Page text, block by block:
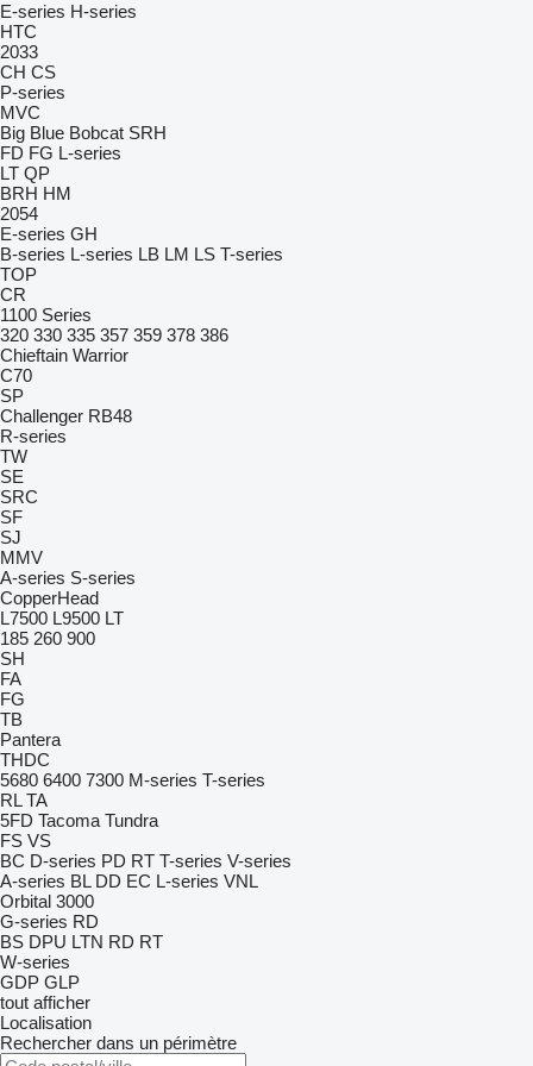
E-series H-series
HTC
2033
CH CS
P-series
MVC
Big Blue Bobcat SRH
FD FG L-series
LT QP
BRH HM
2054
E-series GH
B-series L-series LB LM LS T-series
TOP
CR
1100 Series
320 330 335 357 359 378 386
Chieftain Warrior
C70
SP
Challenger RB48
R-series
TW
SE
SRC
SF
SJ
MMV
A-series S-series
CopperHead
L7500 L9500 LT
185 260 900
SH
FA
FG
TB
Pantera
THDC
5680 6400 7300 M-series T-series
RL TA
5FD Tacoma Tundra
FS VS
BC D-series PD RT T-series V-series
A-series BL DD EC L-series VNL
Orbital 3000
G-series RD
BS DPU LTN RD RT
W-series
GDP GLP
tout afficher
Localisation
Rechercher dans un périmètre